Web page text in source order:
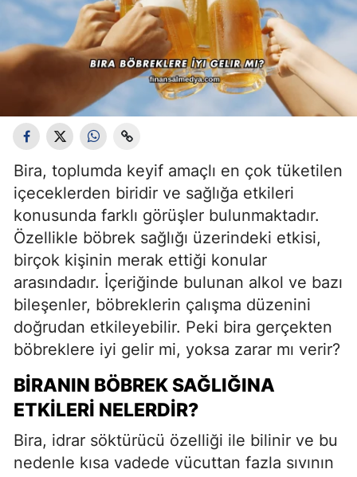
Bira, toplumda keyif amaçlı en çok tüketilen
içeceklerden biridir ve sağlığa etkileri
konusunda farklı görüşler bulunmaktadır.
Özellikle böbrek sağlığı üzerindeki etkisi,
birçok kişinin merak ettiği konular
arasındadır. İçeriğinde bulunan alkol ve bazı
bileşenler, böbreklerin çalışma düzenini
doğrudan etkileyebilir. Peki bira gerçekten
böbreklere iyi gelir mi, yoksa zarar mı verir?
BIRANIN BÖBREK SAĞLIĞINA
ETKILERI NELERDIR?
Bira, idrar söktürücü özelliği ile bilinir ve bu
nedenle kısa vadede vücuttan fazla sıvının